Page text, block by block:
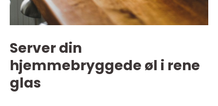
Server din
hjemmebryggede øl i rene
glas